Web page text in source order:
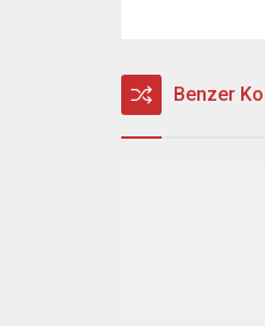
Benzer